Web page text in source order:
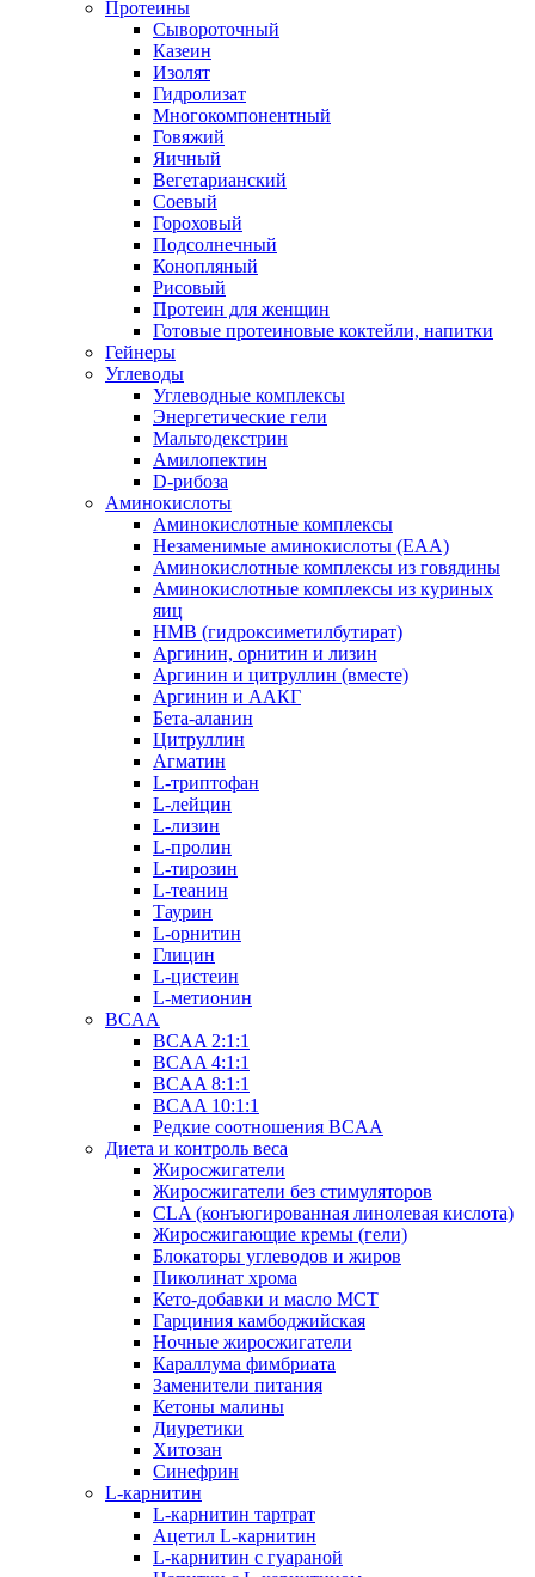
Протеины
Сывороточный
Казеин
Изолят
Гидролизат
Многокомпонентный
Говяжий
Яичный
Вегетарианский
Соевый
Гороховый
Подсолнечный
Конопляный
Рисовый
Протеин для женщин
Готовые протеиновые коктейли, напитки
Гейнеры
Углеводы
Углеводные комплексы
Энергетические гели
Мальтодекстрин
Амилопектин
D-рибоза
Аминокислоты
Аминокислотные комплексы
Незаменимые аминокислоты (EAA)
Аминокислотные комплексы из говядины
Аминокислотные комплексы из куриных
яиц
HMB (гидроксиметилбутират)
Аргинин, орнитин и лизин
Аргинин и цитруллин (вместе)
Аргинин и ААКГ
Бета-аланин
Цитруллин
Агматин
L-триптофан
L-лейцин
L-лизин
L-пролин
L-тирозин
L-теанин
Таурин
L-орнитин
Глицин
L-цистеин
L-метионин
BCAA
BCAA 2:1:1
BCAA 4:1:1
BCAA 8:1:1
BCAA 10:1:1
Редкие соотношения BCAA
Диета и контроль веса
Жиросжигатели
Жиросжигатели без стимуляторов
CLA (конъюгированная линолевая кислота)
Жиросжигающие кремы (гели)
Блокаторы углеводов и жиров
Пиколинат хрома
Кето-добавки и масло МСТ
Гарциния камбоджийская
Ночные жиросжигатели
Караллума фимбриата
Заменители питания
Кетоны малины
Диуретики
Хитозан
Синефрин
L-карнитин
L-карнитин тартрат
Ацетил L-карнитин
L-карнитин с гуараной